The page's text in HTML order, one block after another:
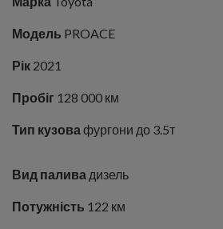
Модель PROACE
Рік 2021
Пробіг 128 000 км
Тип кузовафургони до 3.5т
Вид палива дизель
Потужність 122 км